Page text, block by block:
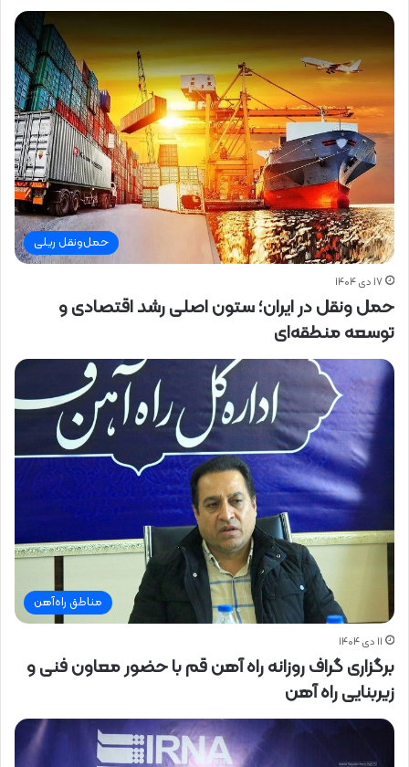
حمل‌ونقل ریلی
۱۷ دی ۱۴۰۴
حمل ونقل در ایران؛ ستون اصلی رشد اقتصادی و
توسعه منطقه‌ای
مناطق راه‌آهن
۱۱ دی ۱۴۰۴
برگزاری گراف روزانه راه آهن قم با حضور معاون فنی و
زیربنایی راه آهن